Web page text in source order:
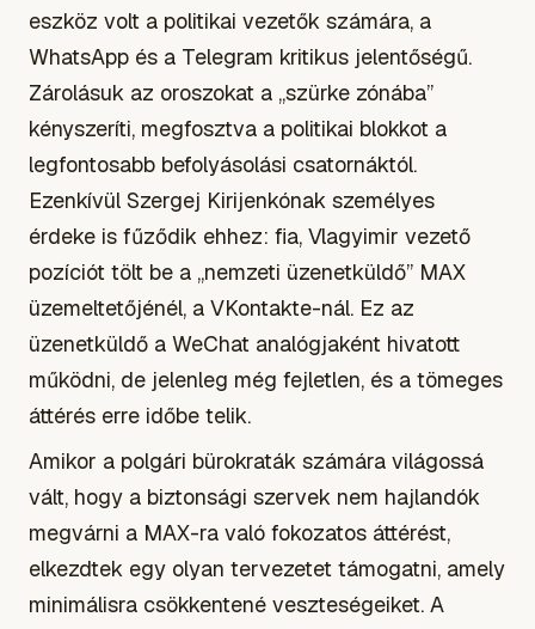
eszköz volt a politikai vezetők számára, a
WhatsApp és a Telegram kritikus jelentőségű.
Zárolásuk az oroszokat a „szürke zónába”
kényszeríti, megfosztva a politikai blokkot a
legfontosabb befolyásolási csatornáktól.
Ezenkívül Szergej Kirijenkónak személyes
érdeke is fűződik ehhez: fia, Vlagyimir vezető
pozíciót tölt be a „nemzeti üzenetküldő” MAX
üzemeltetőjénél, a VKontakte-nál. Ez az
üzenetküldő a WeChat analógjaként hivatott
működni, de jelenleg még fejletlen, és a tömeges
áttérés erre időbe telik.
Amikor a polgári bürokraták számára világossá
vált, hogy a biztonsági szervek nem hajlandók
megvárni a MAX-ra való fokozatos áttérést,
elkezdtek egy olyan tervezetet támogatni, amely
minimálisra csökkentené veszteségeiket. A